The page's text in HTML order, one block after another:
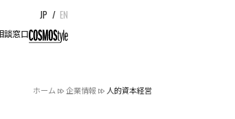
談窓口
JP / EN
ホーム 企業情報 人的資本経営